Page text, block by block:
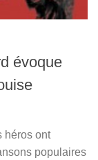
évoque
héros ont
populaires